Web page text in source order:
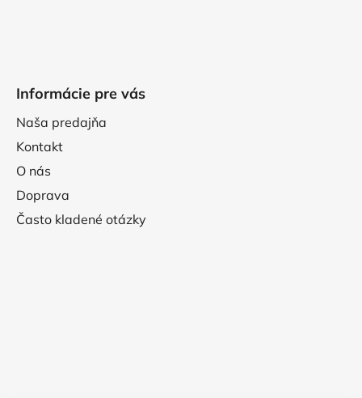
Informácie pre vás
Naša predajňa
Kontakt
O nás
Doprava
Často kladené otázky